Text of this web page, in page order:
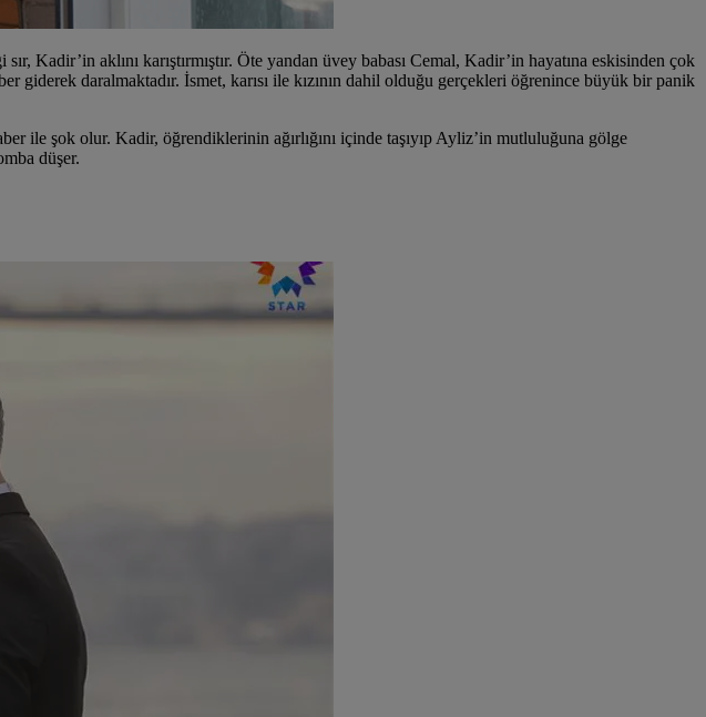
Kadir’in aklını karıştırmıştır. Öte yandan üvey babası Cemal, Kadir’in hayatına eskisinden çok
giderek daralmaktadır. İsmet, karısı ile kızının dahil olduğu gerçekleri öğrenince büyük bir panik
ile şok olur. Kadir, öğrendiklerinin ağırlığını içinde taşıyıp Ayliz’in mutluluğuna gölge
düşer.